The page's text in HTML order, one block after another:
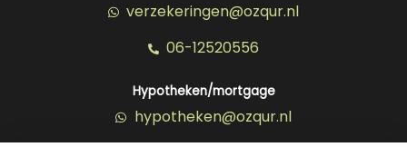
verzekeringen@ozqur.nl
06-12520556
Hypotheken/mortgage
hypotheken@ozqur.nl